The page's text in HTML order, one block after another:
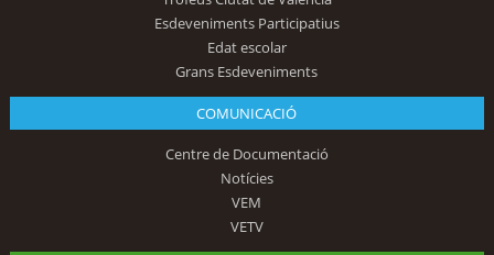
Esdeveniments Participatius
Edat escolar
Grans Esdeveniments
COMUNICACIÓ
Centre de Documentació
Notícies
VEM
VETV